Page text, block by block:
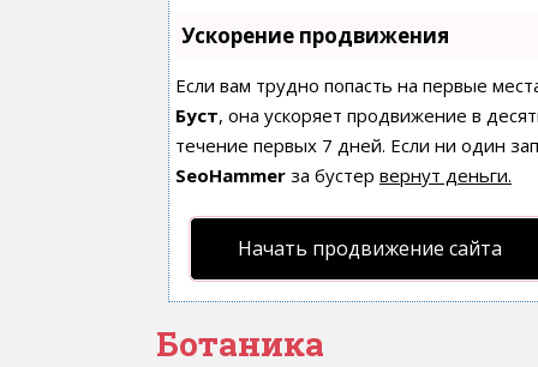
Ускорение продвижения
Если вам трудно попасть на первые
Буст, она ускоряет продвижение в
течение первых 7 дней. Если ни один
SeoHammer за бустер вернут деньги.
Начать продвижение сайта
Ботаника